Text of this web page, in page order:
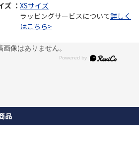
ズ ： XSサイズ
ラッピングサービスについて詳しく
はこちら>
画像はありません。
品